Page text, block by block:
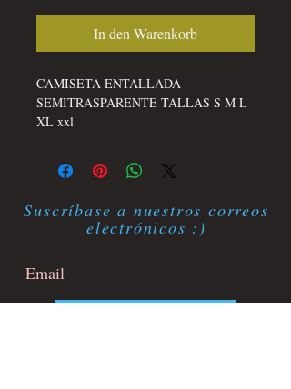
In den Warenkorb
CAMISETA ENTALLADA
SEMITRASPARENTE TALLAS S M L
XL xxl
Suscríbase a nuestros correos
electrónicos :)
Suscríbete ahora